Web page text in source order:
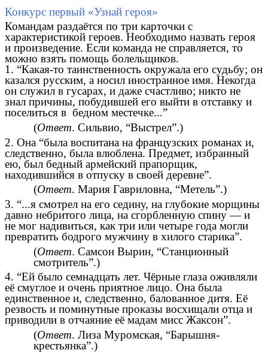
Конкурс первый «Узнай героя»
Командам раздаётся по три карточки с
характеристикой героев. Необходимо назвать героя
и произведение. Если команда не справляется, то
можно взять помощь болельщиков.
1. “Какая-то таинственность окружала его судьбу; он
казался русским, а носил иностранное имя. Некогда
он служил в гусарах, и даже счастливо; никто не
знал причины, побудившей его выйти в отставку и
поселиться в бедном местечке...”
(Ответ. Сильвио, “Выстрел”.)
2. Она “была воспитана на французских романах и,
следственно, была влюблена. Предмет, избранный
ею, был бедный армейский прапорщик,
находившийся в отпуску в своей деревне”.
(Ответ. Мария Гавриловна, “Метель”.)
3. “...я смотрел на его седину, на глубокие морщины
давно небритого лица, на сгорбленную спину — и
не мог надивиться, как три или четыре года могли
превратить бодрого мужчину в хилого старика”.
(Ответ. Самсон Вырин, “Станционный
смотритель”.)
4. “Ей было семнадцать лет. Чёрные глаза оживляли
её смуглое и очень приятное лицо. Она была
единственное и, следственно, балованное дитя. Её
резвость и поминутные проказы восхищали отца и
приводили в отчаяние её мадам мисс Жаксон”.
(Ответ. Лиза Муромская, “Барышня-
крестьянка”.)